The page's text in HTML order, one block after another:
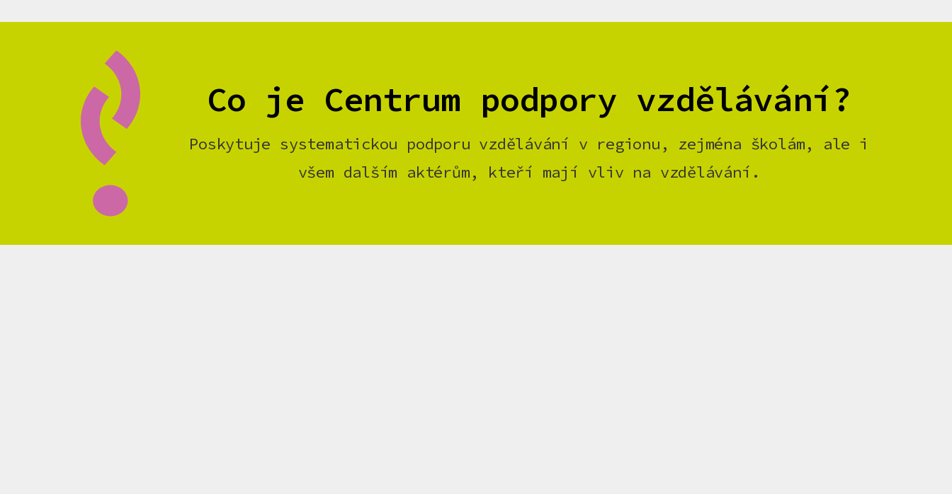
Co je Centrum podpory vzdělávání?
Poskytuje systematickou podporu vzdělávání v regionu, zejména školám, ale i
všem dalším aktérům, kteří mají vliv na vzdělávání.